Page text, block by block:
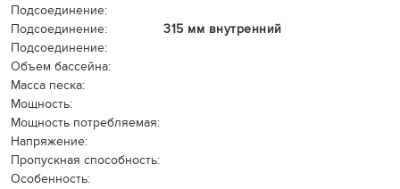
Подсоединение:
Подсоединение:
315 мм внутренний
Подсоединение:
Объем бассейна:
Масса песка:
Мощность:
Мощность потребляемая:
Напряжение:
Пропускная способность:
Особенность: